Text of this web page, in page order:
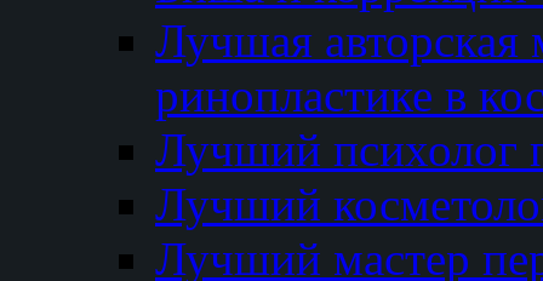
Лучшая авторская
ринопластике в
Лучший психолог
Лучший
Лучший мастер